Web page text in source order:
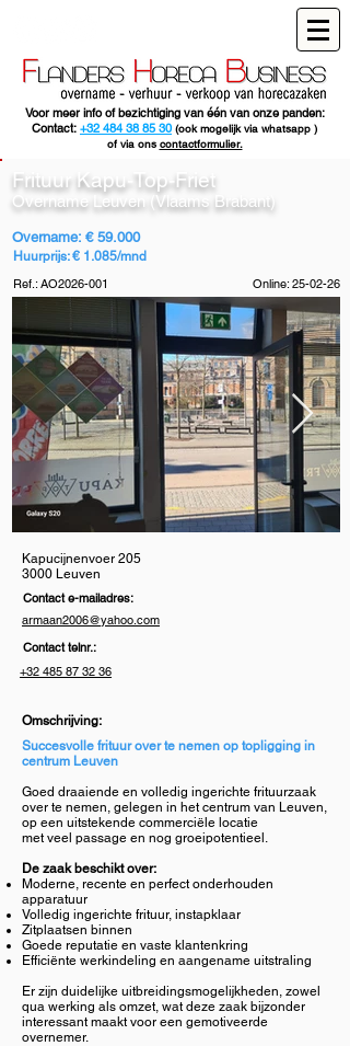
Voor meer info of bezichtiging van één van onze panden:
Contact: +32 484 38 85 30 (ook mogelijk via whatsapp )
of via ons contactformulier.
Frituur Kapu-Top-Friet
Overname Leuven (Vlaams Brabant)
Overname: € 59.000
Huurprijs: € 1.085/mnd
Ref.: AO2026-001
Online: 25-02-26
Contact e-mailadres:
armaan2006@yahoo.com
Contact telnr.:
+32 485 87 32 36
Kapucijnenvoer 205
3000 Leuven
Omschrijving:
Succesvolle frituur over te nemen op topligging in
centrum Leuven
Goed draaiende en volledig ingerichte frituurzaak
over te nemen, gelegen in het centrum van Leuven,
op een uitstekende commerciële locatie
met veel passage en nog groeipotentieel.
De zaak beschikt over:
Moderne, recente en perfect onderhouden
apparatuur
Volledig ingerichte frituur, instapklaar
Zitplaatsen binnen
Goede reputatie en vaste klantenkring
Efficiënte werkindeling en aangename uitstraling
Er zijn duidelijke uitbreidingsmogelijkheden, zowel
qua werking als omzet, wat deze zaak bijzonder
interessant maakt voor een gemotiveerde
overnemer.